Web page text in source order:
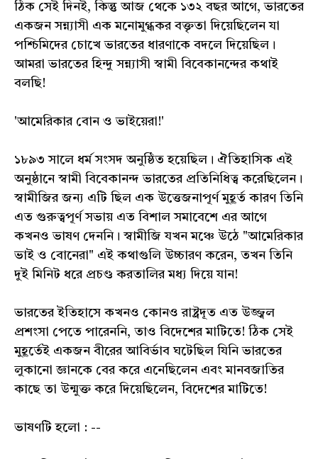
ঠিক সেই দিনই, কিন্তু আজ থেকে ১৩২ বছর আগে, ভারতের
একজন সন্ন্যাসী এক মনোমুগ্ধকর বক্তৃতা দিয়েছিলেন যা
পশ্চিমিদের চোখে ভারতের ধারণাকে বদলে দিয়েছিল।
আমরা ভারতের হিন্দু সন্ন্যাসী স্বামী বিবেকানন্দের কথাই
বলছি!
'আমেরিকার বোন ও ভাইয়েরা!'
১৮৯৩ সালে ধর্ম সংসদ অনুষ্ঠিত হয়েছিল। ঐতিহাসিক এই
অনুষ্ঠানে স্বামী বিবেকানন্দ ভারতের প্রতিনিধিত্ব করেছিলেন।
স্বামীজির জন্য এটি ছিল এক উত্তেজনাপূর্ণ মুহূর্ত কারণ তিনি
এত গুরুত্বপূর্ণ সভায় এত বিশাল সমাবেশে এর আগে
কখনও ভাষণ দেননি। স্বামীজি যখন মঞ্চে উঠে "আমেরিকার
ভাই ও বোনেরা" এই কথাগুলি উচ্চারণ করেন, তখন তিনি
দুই মিনিট ধরে প্রচণ্ড করতালির মধ্য দিয়ে যান!
ভারতের ইতিহাসে কখনও কোনও রাষ্ট্রদূত এত উজ্জ্বল
প্রশংসা পেতে পারেননি, তাও বিদেশের মাটিতে! ঠিক সেই
মুহূর্তেই একজন বীরের আবির্ভাব ঘটেছিল যিনি ভারতের
লুকানো জ্ঞানকে বের করে এনেছিলেন এবং মানবজাতির
কাছে তা উন্মুক্ত করে দিয়েছিলেন, বিদেশের মাটিতে!
ভাষণটি হলো : --